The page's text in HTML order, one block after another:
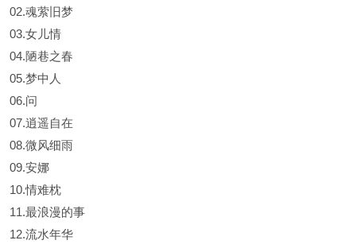
02.魂萦旧梦
03.女儿情
04.陋巷之春
05.梦中人
06.问
07.逍遥自在
08.微风细雨
09.安娜
10.情难枕
11.最浪漫的事
12.流水年华